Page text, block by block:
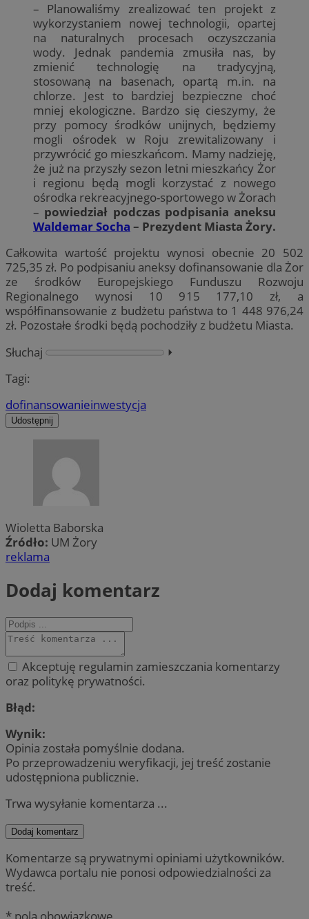
– Planowaliśmy zrealizować ten projekt z
wykorzystaniem nowej technologii, opartej
na naturalnych procesach oczyszczania
wody. Jednak pandemia zmusiła nas, by
zmienić technologię na tradycyjną,
stosowaną na basenach, opartą m.in. na
chlorze. Jest to bardziej bezpieczne choć
mniej ekologiczne. Bardzo się cieszymy, że
przy pomocy środków unijnych, będziemy
mogli ośrodek w Roju zrewitalizowany i
przywrócić go mieszkańcom. Mamy nadzieję,
że już na przyszły sezon letni mieszkańcy Żor
i regionu będą mogli korzystać z nowego
ośrodka rekreacyjnego-sportowego w Żorach
– powiedział podczas podpisania aneksu
Waldemar Socha – Prezydent Miasta Żory.
Całkowita wartość projektu wynosi obecnie 20 502
725,35 zł. Po podpisaniu aneksy dofinansowanie dla Żor
ze środków Europejskiego Funduszu Rozwoju
Regionalnego wynosi 10 915 177,10 zł, a
współfinansowanie z budżetu państwa to 1 448 976,24
zł. Pozostałe środki będą pochodziły z budżetu Miasta.
Słuchaj
⏵︎
Tagi:
dofinansowanieinwestycja
Udostępnij
Wioletta Baborska
Źródło: UM Żory
reklama
Dodaj komentarz
Akceptuję regulamin zamieszczania komentarzy
oraz politykę prywatności.
Błąd:
Wynik:
Opinia została pomyślnie dodana.
Po przeprowadzeniu weryfikacji, jej treść zostanie
udostępniona publicznie.
Trwa wysyłanie komentarza ...
Dodaj komentarz
Komentarze są prywatnymi opiniami użytkowników.
Wydawca portalu nie ponosi odpowiedzialności za
treść.
* pola obowiązkowe